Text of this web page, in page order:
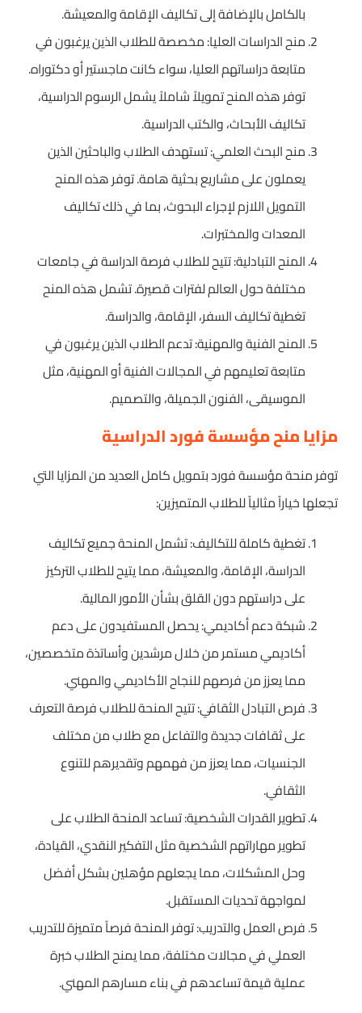
بالكامل بالإضافة إلى تكاليف الإقامة والمعيشة.
منح الدراسات العليا: مخصصة للطلاب الذين يرغبون في
متابعة دراساتهم العليا، سواء كانت ماجستير أو دكتوراه.
توفر هذه المنح تمويلاً شاملاً يشمل الرسوم الدراسية،
تكاليف الأبحاث، والكتب الدراسية.
منح البحث العلمي: تستهدف الطلاب والباحثين الذين
يعملون على مشاريع بحثية هامة. توفر هذه المنح
التمويل اللازم لإجراء البحوث، بما في ذلك تكاليف
المعدات والمختبرات.
المنح التبادلية: تتيح للطلاب فرصة الدراسة في جامعات
مختلفة حول العالم لفترات قصيرة. تشمل هذه المنح
تغطية تكاليف السفر، الإقامة، والدراسة.
المنح الفنية والمهنية: تدعم الطلاب الذين يرغبون في
متابعة تعليمهم في المجالات الفنية أو المهنية، مثل
الموسيقى، الفنون الجميلة، والتصميم.
مزايا منح مؤسسة فورد الدراسية
توفر منحة مؤسسة فورد بتمويل كامل العديد من المزايا التي
تجعلها خياراً مثالياً للطلاب المتميزين:
تغطية كاملة للتكاليف: تشمل المنحة جميع تكاليف
الدراسة، الإقامة، والمعيشة، مما يتيح للطلاب التركيز
على دراستهم دون القلق بشأن الأمور المالية.
شبكة دعم أكاديمي: يحصل المستفيدون على دعم
أكاديمي مستمر من خلال مرشدين وأساتذة متخصصين،
مما يعزز من فرصهم للنجاح الأكاديمي والمهني.
فرص التبادل الثقافي: تتيح المنحة للطلاب فرصة التعرف
على ثقافات جديدة والتفاعل مع طلاب من مختلف
الجنسيات، مما يعزز من فهمهم وتقديرهم للتنوع
الثقافي.
تطوير القدرات الشخصية: تساعد المنحة الطلاب على
تطوير مهاراتهم الشخصية مثل التفكير النقدي، القيادة،
وحل المشكلات، مما يجعلهم مؤهلين بشكل أفضل
لمواجهة تحديات المستقبل.
فرص العمل والتدريب: توفر المنحة فرصاً متميزة للتدريب
العملي في مجالات مختلفة، مما يمنح الطلاب خبرة
عملية قيمة تساعدهم في بناء مسارهم المهني.